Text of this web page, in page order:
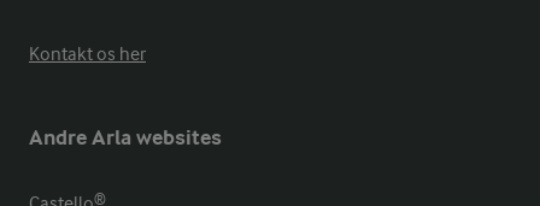
Kontakt os her
Andre Arla websites